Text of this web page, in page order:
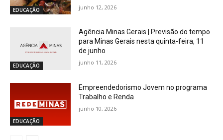
EDUCAÇÃO junho 12, 2026
EDUCAÇÃO
Agência Minas Gerais | Previsão do tempo
para Minas Gerais nesta quinta-feira, 11
de junho
junho 11, 2026
EDUCAÇÃO
Empreendedorismo Jovem no programa
Trabalho e Renda
junho 10, 2026